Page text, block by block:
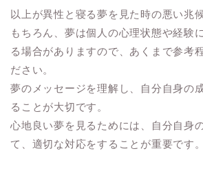
以上が異性と寝る夢を見た時の悪い兆
もちろん、夢は個人の心理状態や経験
る場合がありますので、あくまで参考
ださい。
夢のメッセージを理解し、自分自身の
ることが大切です。
心地良い夢を見るためには、自分自身
て、適切な対応をすることが重要です。